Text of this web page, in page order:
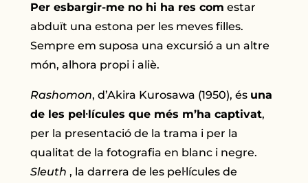
Per esbargir-me no hi ha res com estar
abduït una estona per les meves filles.
Sempre em suposa una excursió a un altre
món, alhora propi i aliè.
Rashomon, d’Akira Kurosawa (1950), és una
de les pel·lícules que més m’ha captivat,
per la presentació de la trama i per la
qualitat de la fotografia en blanc i negre.
Sleuth , la darrera de les pel·lícules de